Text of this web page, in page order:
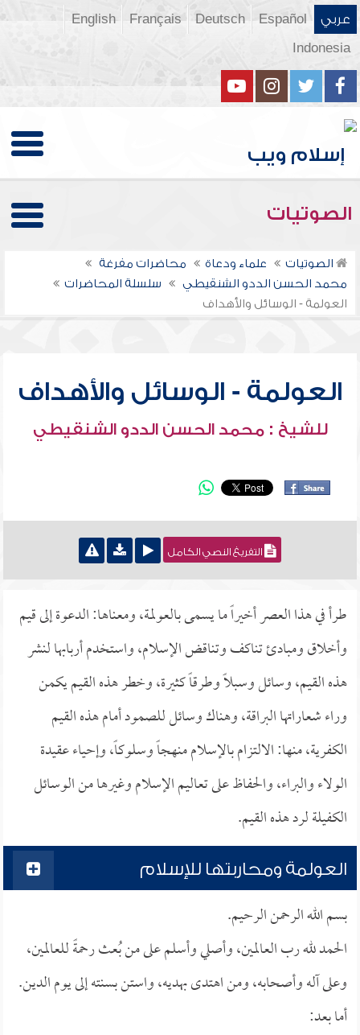
عربي Español
Deutsch
Français
English
Indonesia
الصوتيات
الصوتيات علماء ودعاة
محاضرات مفرغة
محمد الحسن الددو الشنقيطي
سلسلة المحاضرات
العولمة - الوسائل والأهداف
العولمة - الوسائل والأهداف
للشيخ : محمد الحسن الددو الشنقيطي
التفريغ النصي الكامل
طرأ في هذا العصر أخيراً ما يسمى بالعولمة، ومعناها: الدعوة إلى قيم
وأخلاق ومبادئ تناكف وتناقض الإسلام، واستخدم أربابها لنشر
هذه القيم، وسائل وسبلاً وطرقاً كثيرة، وخطر هذه القيم يكمن
وراء شعاراتها البراقة، وهناك وسائل للصمود أمام هذه القيم
الكفرية، منها: الالتزام بالإسلام منهجاً وسلوكاً، وإحياء عقيدة
الولاء والبراء، والحفاظ على تعاليم الإسلام وغيرها من الوسائل
الكفيلة لرد هذه القيم.
العولمة ومحاربتها للإسلام
بسم الله الرحمن الرحيم.
الحمد لله رب العالمين، وأصلي وأسلم على من بُعث رحمةً للعالمين،
وعلى آله وأصحابه، ومن اهتدى بهديه، واستن بسنته إلى يوم الدين.
أما بعد: